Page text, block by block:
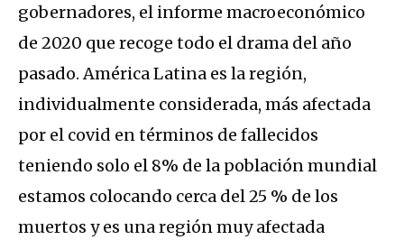
gobernadores, el informe macroeconómico
de 2020 que recoge todo el drama del año
pasado. América Latina es la región,
individualmente considerada, más afectada
por el covid en términos de fallecidos
teniendo solo el 8% de la población mundial
estamos colocando cerca del 25 % de los
muertos y es una región muy afectada